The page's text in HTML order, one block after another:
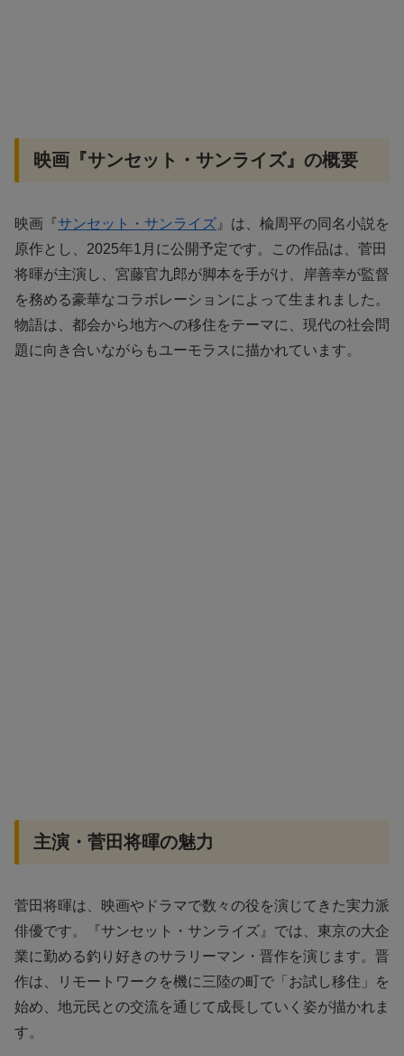
映画『サンセット・サンライズ』の概要
映画『サンセット・サンライズ 』は、楡周平の同名小説を
原作とし、2025年1月に公開予定です。この作品は、菅田
将暉が主演し、宮藤官九郎が脚本を手がけ、岸善幸が監督
を務める豪華なコラボレーションによって生まれました。
物語は、都会から地方への移住をテーマに、現代の社会問
題に向き合いながらもユーモラスに描かれています。
主演・菅田将暉の魅力
菅田将暉は、映画やドラマで数々の役を演じてきた実力派
俳優です。『サンセット・サンライズ』では、東京の大企
業に勤める釣り好きのサラリーマン・晋作を演じます。晋
作は、リモートワークを機に三陸の町で「お試し移住」を
始め、地元民との交流を通じて成長していく姿が描かれま
す。